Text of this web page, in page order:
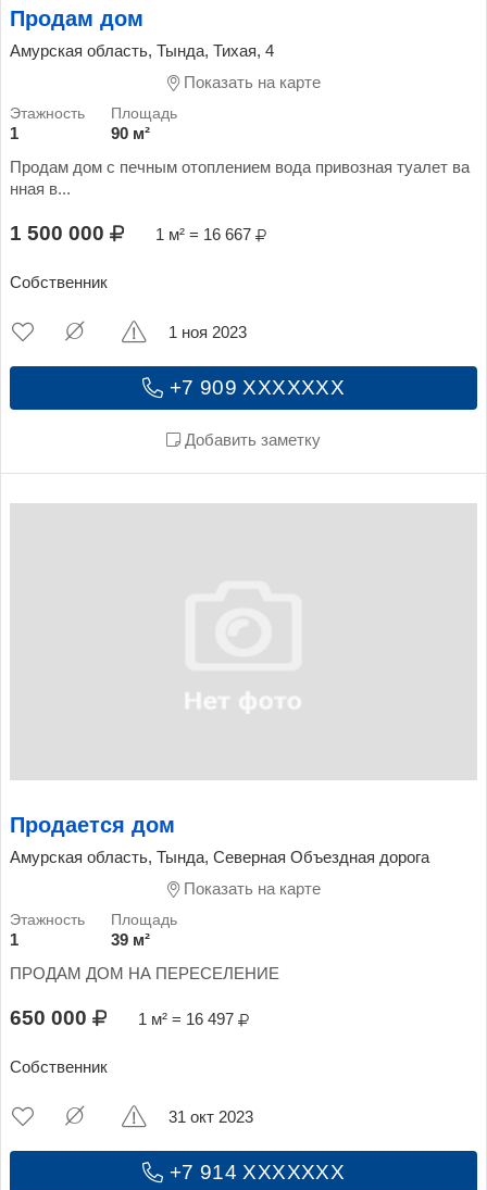
Продам дом
Амурская область, Тында, Тихая, 4
Показать на карте
1
90 м²
Продам дом с печным отоплением вода привозная туалет ва
нная в...
1 500 000 1 м² = 16 667
Собственник
+7 909 XXXXXXX
Добавить заметку
1 ноя 2023
Продается дом
Амурская область, Тында, Северная Объездная дорога
Показать на карте
1
39 м²
ПРОДАМ ДОМ НА ПЕРЕСЕЛЕНИЕ
650 000 1 м² = 16 497
Собственник
+7 914 XXXXXXX
31 окт 2023